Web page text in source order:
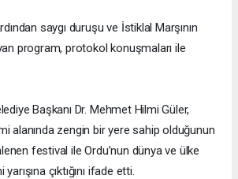
saygı duruşu ve İstiklal Marşının
program, protokol konuşmaları ile
Başkanı Dr. Mehmet Hilmi Güler,
alanında zengin bir yere sahip olduğunun
festival ile Ordu’nun dünya ve ülke
çıktığını ifade etti.